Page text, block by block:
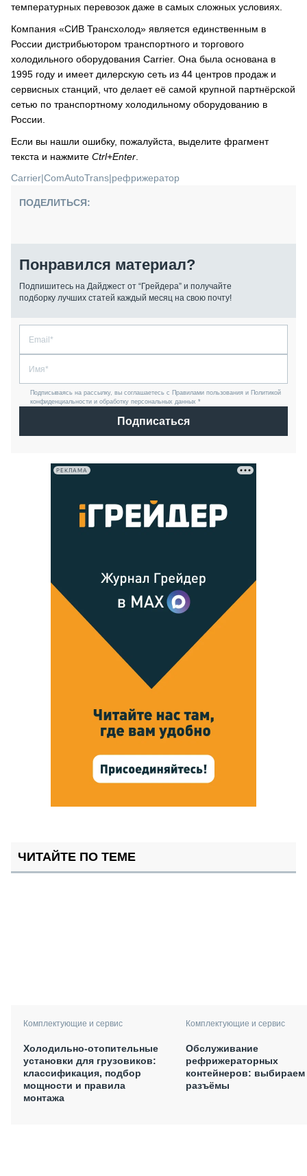
температурных перевозок даже в самых сложных условиях.
Компания «СИВ Трансхолод» является единственным в
России дистрибьютором транспортного и торгового
холодильного оборудования Carrier. Она была основана в
1995 году и имеет дилерскую сеть из 44 центров продаж и
сервисных станций, что делает её самой крупной партнёрской
сетью по транспортному холодильному оборудованию в
России.
Если вы нашли ошибку, пожалуйста, выделите фрагмент
текста и нажмите Ctrl+Enter
Carrier|ComAutoTrans|рефрижератор
ПОДЕЛИТЬСЯ:
Понравился материал?
Подпишитесь на Дайджест от “Грейдера” и получайте
подборку лучших статей каждый месяц на свою почту!
Подписываясь на рассылку, вы соглашаетесь с Правилами пользования и Политикой
конфиденциальности и обработку персональных данных *
Подписаться
РЕКЛАМА
ЧИТАЙТЕ ПО ТЕМЕ
Комплектующие и сервис
Холодильно-отопительные
установки для грузовиков:
классификация, подбор
мощности и правила
монтажа
Комплектующие и сервис
Обслуживание
рефрижераторных
контейнеров: выбираем
разъёмы